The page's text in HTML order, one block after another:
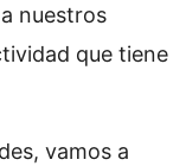
nuestros
que tiene
vamos a